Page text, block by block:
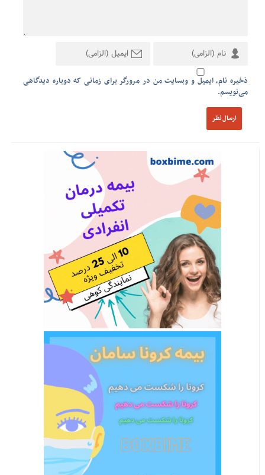
ذخیره نام، ایمیل و وبسایت من در مرورگر برای زمانی که دوباره دیدگاهی
می‌نویسم.